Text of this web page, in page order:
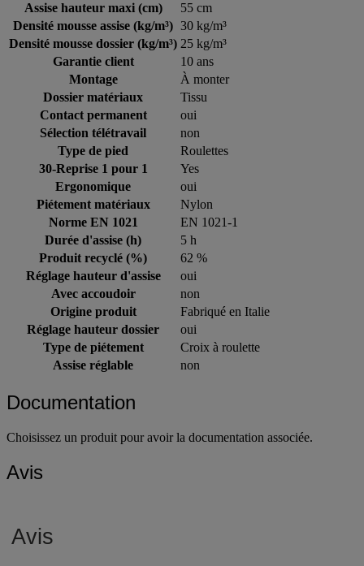
Assise hauteur maxi (cm)
55 cm
Densité mousse assise (kg/m³) 30 kg/m³
Densité mousse dossier (kg/m³) 25 kg/m³
Garantie client
10 ans
Montage
À monter
Dossier matériaux
Tissu
Contact permanent
oui
Sélection télétravail
non
Type de pied
Roulettes
30-Reprise 1 pour 1
Yes
Ergonomique
oui
Piétement matériaux
Nylon
Norme EN 1021
EN 1021-1
Durée d'assise (h)
5 h
Produit recyclé (%)
62 %
Réglage hauteur d'assise
oui
Avec accoudoir
non
Origine produit
Fabriqué en Italie
Réglage hauteur dossier
oui
Type de piétement
Croix à roulette
Assise réglable
non
Documentation
Choisissez un produit pour avoir la documentation associée.
Avis